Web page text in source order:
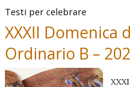
Testi per celebrare
XXXII Domenica
Ordinario B –